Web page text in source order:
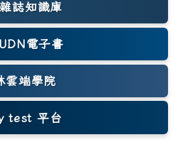
誌知識庫
(另開新視窗)
電子書
雲端學院
test 平台
(另開新視窗)